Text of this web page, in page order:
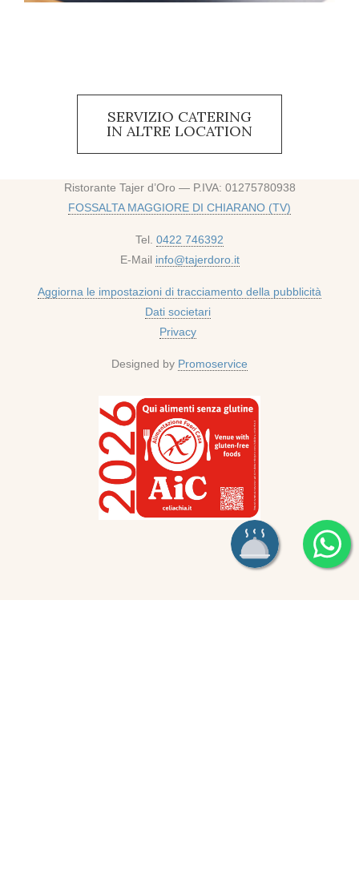
SERVIZIO CATERING
IN ALTRE LOCATION
Ristorante Tajer d’Oro — P.IVA: 01275780938
FOSSALTA MAGGIORE DI CHIARANO (TV)
Tel. 0422 746392
E-Mail info@tajerdoro.it
Aggiorna le impostazioni di tracciamento della pubblicità
Dati societari
Privacy
Designed by Promoservice